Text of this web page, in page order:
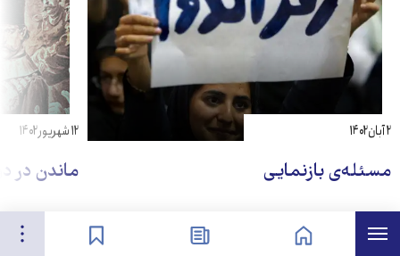
فهرست نشان‌گذاشته‌ها
مسئله‌ی بازنمایی
۲ آبان ۱۴۰۲
ماندن در
۱۲ شهریور ۱۴۰۲